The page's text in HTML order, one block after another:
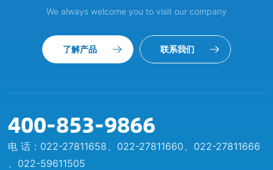
We always welcome you to visit our company
了解产品 联系我们
400-853-9866
电 话： 022-27811658 、 022-27811660 、 022-27811666
、 022-59611505